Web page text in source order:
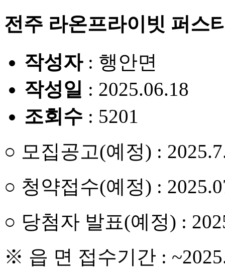
전주 라온프라이빗 퍼스
작성자: 행안면
작성일 : 2025.06.18
조회수 : 5201
○ 모집공고(예정) :
○ 청약접수(예정) :
○ 당첨자 발표(예정) :
※ 읍 면 접수기간 :